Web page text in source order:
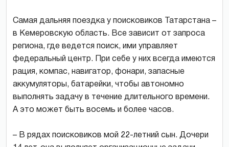
Самая дальняя поездка у поисковиков Татарстана –
в Кемеровскую область. Все зависит от запроса
региона, где ведется поиск, ими управляет
федеральный центр. При себе у них всегда имеются
рация, компас, навигатор, фонари, запасные
аккумуляторы, батарейки, чтобы автономно
выполнять задачу в течение длительного времени.
А это может быть восемь и более часов.
– В рядах поисковиков мой 22-летний сын. Дочери